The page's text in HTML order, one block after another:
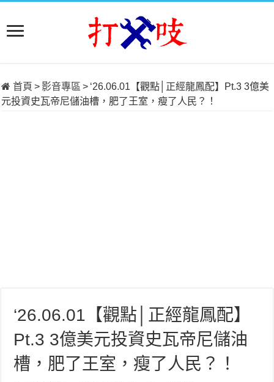
首頁 > 影音專區 > ‘26.06.01【觀點│正經龍鳳配】Pt.3 3億美
元投資史瓦帝尼儲油槽，肥了王室，瘦了人民？！
‘26.06.01【觀點│正經龍鳳配】
Pt.3 3億美元投資史瓦帝尼儲油
槽，肥了王室，瘦了人民？！